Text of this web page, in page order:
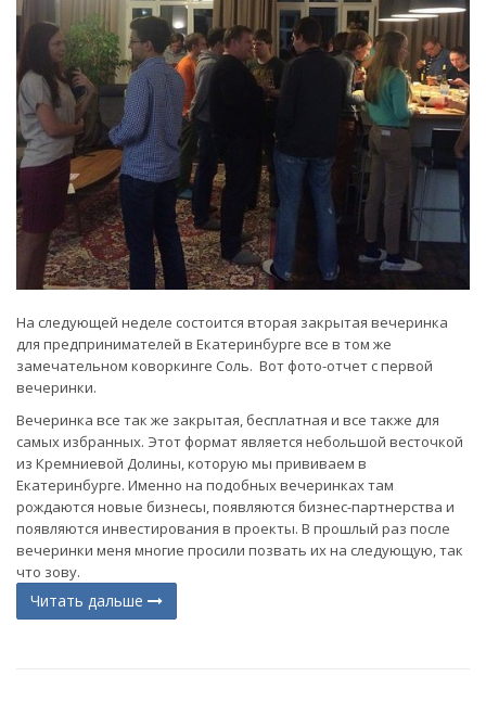
На следующей неделе состоится вторая закрытая вечеринка
для предпринимателей в Екатеринбурге все в том же
замечательном коворкинге Соль. Вот фото-отчет с первой
вечеринки.
Вечеринка все так же закрытая, бесплатная и все также для
самых избранных. Этот формат является небольшой весточкой
из Кремниевой Долины, которую мы прививаем в
Екатеринбурге. Именно на подобных вечеринках там
рождаются новые бизнесы, появляются бизнес-партнерства и
появляются инвестирования в проекты. В прошлый раз после
вечеринки меня многие просили позвать их на следующую, так
что зову.
Читать дальше